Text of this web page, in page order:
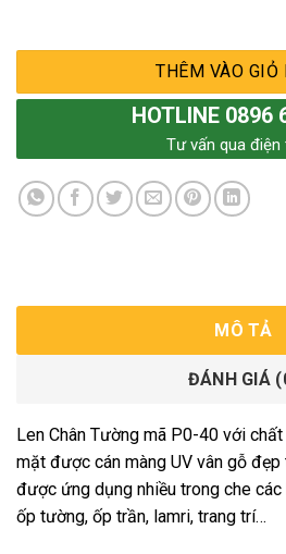
THÊM VÀO GIỎ
HOTLINE 0896
Tư vấn qua điện
MÔ TẢ
ĐÁNH GIÁ
Len Chân Tường mã P0-40 với
mặt được cán màng UV vân gỗ
được ứng dụng nhiều trong che
ốp tường, ốp trần, lamri, trang trí…